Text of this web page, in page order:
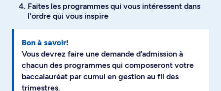
Faites les programmes qui vous intéressent dans
l'ordre qui vous inspire
Bon à savoir!
Vous devrez faire une demande d’admission à
chacun des programmes qui composeront votre
baccalauréat par cumul en gestion au fil des
trimestres.